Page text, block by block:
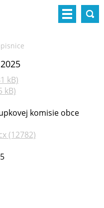
kB)
kB)
komisie obce
(12782)